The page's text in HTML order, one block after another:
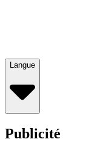
Langue
Publicité